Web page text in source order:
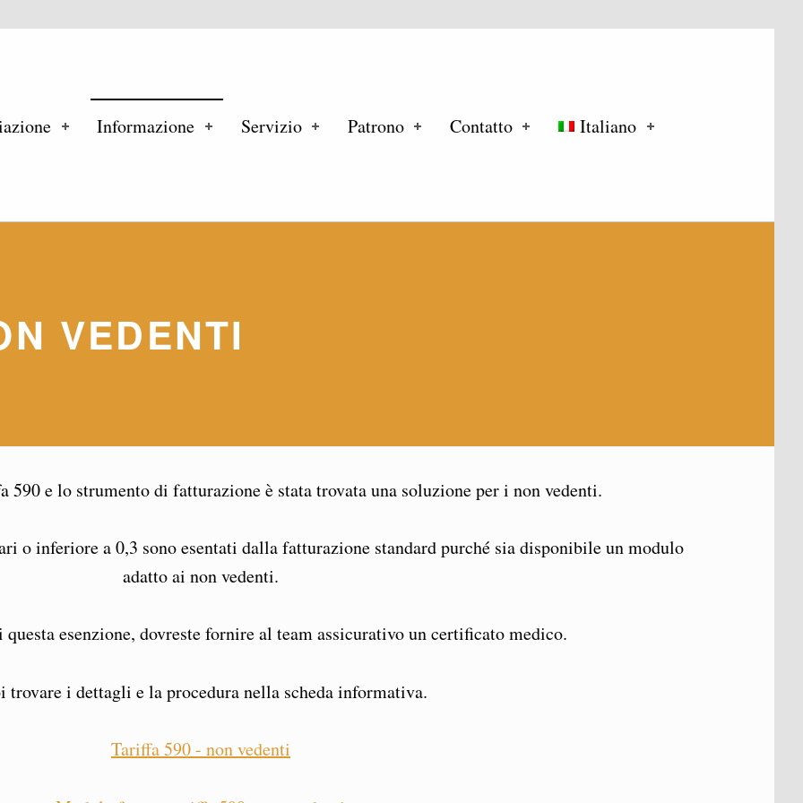
Informazione Servizio Patrono Contatto Italiano
VEDENTI
590 e lo strumento di fatturazione è stata trovata una soluzione per i non vedenti.
o inferiore a 0,3 sono esentati dalla fatturazione standard purché sia ​​disponibile un modulo
adatto ai non vedenti.
esenzione, dovreste fornire al team assicurativo un certificato medico.
trovare i dettagli e la procedura nella scheda informativa.
Tariffa 590 - non vedenti